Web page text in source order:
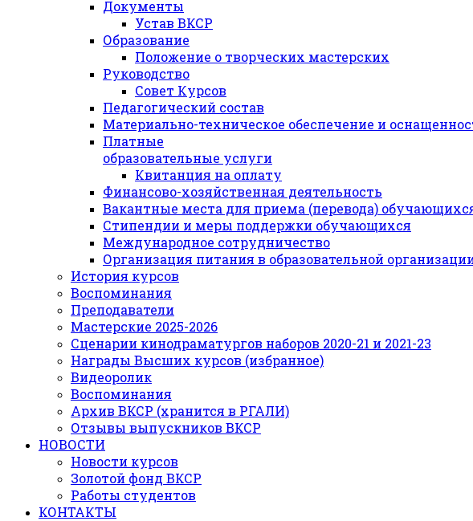
Документы
Устав ВКСР
Образование
Положение о творческих мастерских
Руководство
Совет Курсов
Педагогический состав
Материально-техническое обеспечение и
Платные
образовательные услуги
Квитанция на оплату
Финансово-хозяйственная деятельность
Вакантные места для приема (перевода)
Стипендии и меры поддержки обучающихся
Международное сотрудничество
Организация питания в образовательной
История курсов
Воспоминания
Преподаватели
Мастерские 2025-2026
Сценарии кинодраматургов наборов 2020-21 и 2021-23
Награды Высших курсов (избранное)
Видеоролик
Воспоминания
Архив ВКСР (хранится в РГАЛИ)
Отзывы выпускников ВКСР
НОВОСТИ
Новости курсов
Золотой фонд ВКСР
Работы студентов
КОНТАКТЫ